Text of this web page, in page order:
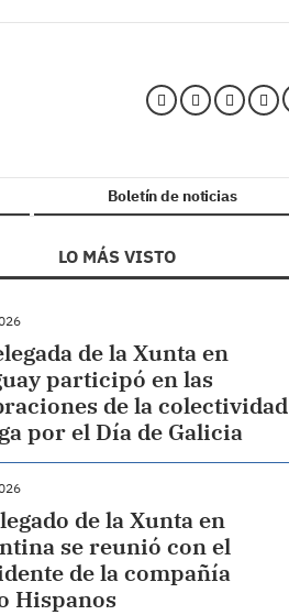
Boletín de noticias
LO MÁS VISTO
de la Xunta en
participó en las
de la colectividad
por el Día de Galicia
de la Xunta en
se reunió con el
de la compañía
Hispanos